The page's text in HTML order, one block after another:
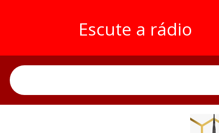
Escute a rádio